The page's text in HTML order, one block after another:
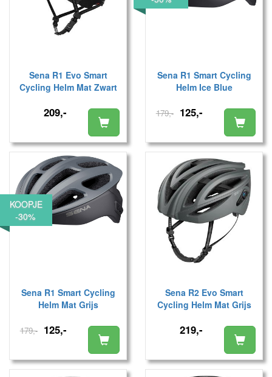
Sena R1 Evo Smart
Cycling Helm Mat Zwart
209,-
Sena R1 Smart Cycling
Helm Ice Blue
179,- 125,-
Sena R1 Smart Cycling
Helm Mat Grijs
179,- 125,-
KOOPJE
-30%
Sena R2 Evo Smart
Cycling Helm Mat Grijs
219,-